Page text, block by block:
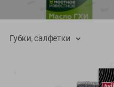
шт
Губки, салфетки